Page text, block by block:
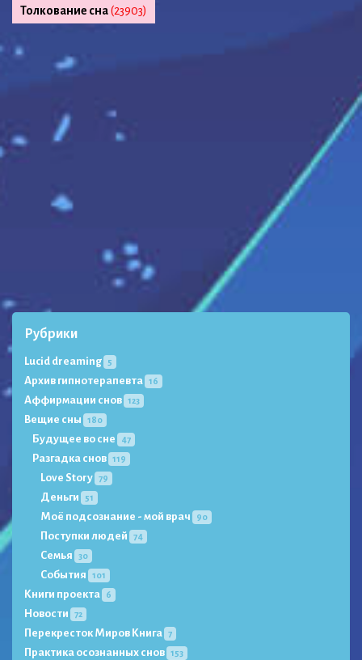
Толкование сна(23903)
Рубрики
Lucid dreaming 5
Архив гипнотерапевта 16
Аффирмации снов 123
Вещие сны 180
Будущее во сне 47
Разгадка снов 119
Love Story 79
Деньги 51
Моё подсознание - мой врач 90
Поступки людей 74
Семья 30
События 101
Книги проекта 6
Новости 72
Перекресток Миров Книга 7
Практика осознанных снов 153